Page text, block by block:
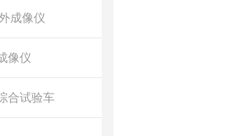
成像仪
像仪
合试验车